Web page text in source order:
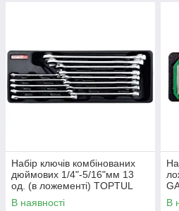
Набір ключів комбінованих
дюймових 1/4"-5/16"мм 13
од. (в ложементі) TOPTUL
GBAT1304
В наявності
В